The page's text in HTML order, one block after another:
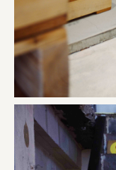
株式会社 京都産
旭酒造株式会社
株式会社レリアン
日本出版販売株
一般社団法人日
フードバレーと